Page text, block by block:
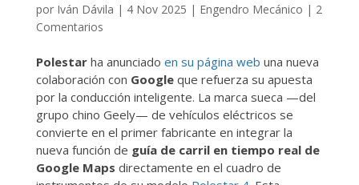
por Iván Dávila | 4 Nov 2025 | Engendro Mecánico | 2
Comentarios
Polestar ha anunciado en su página web una nueva
colaboración con Google que refuerza su apuesta
por la conducción inteligente. La marca sueca —del
grupo chino Geely— de vehículos eléctricos se
convierte en el primer fabricante en integrar la
nueva función de guía de carril en tiempo real de
Google Maps directamente en el cuadro de